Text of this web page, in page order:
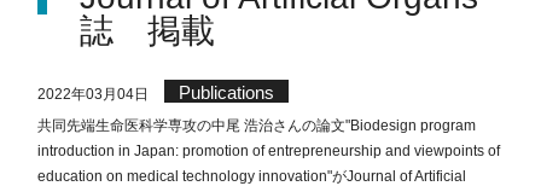
誌 掲載
2022年03月04日 Publications
共同先端生命医科学専攻の中尾 浩治さんの論文"Biodesign program
introduction in Japan: promotion of entrepreneurship and viewpoints of
education on medical technology innovation"がJournal of Artificial